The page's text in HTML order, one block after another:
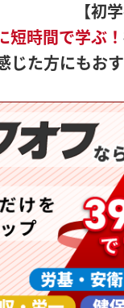
【初
短時間で学ぶ！
じた方にもお